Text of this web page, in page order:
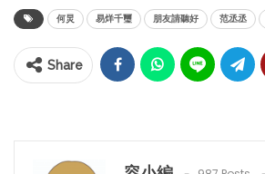
何炅 易烊千璽 朋友請聽好 范丞丞
Share